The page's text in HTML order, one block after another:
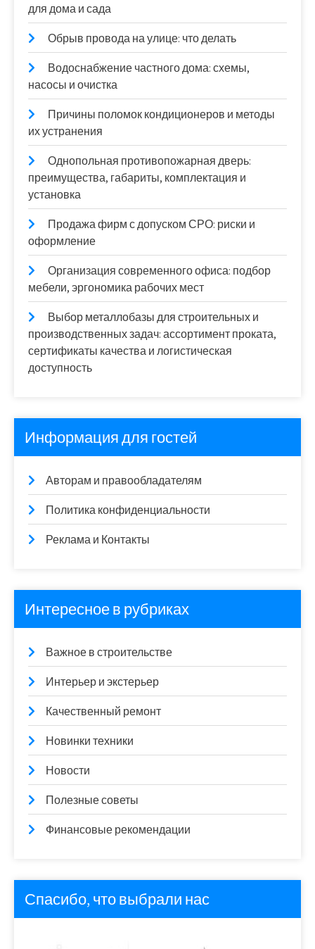
для дома и сада
Обрыв провода на улице: что делать
Водоснабжение частного дома: схемы,
насосы и очистка
Причины поломок кондиционеров и методы
их устранения
Однопольная противопожарная дверь:
преимущества, габариты, комплектация и
установка
Продажа фирм с допуском СРО: риски и
оформление
Организация современного офиса: подбор
мебели, эргономика рабочих мест
Выбор металлобазы для строительных и
производственных задач: ассортимент проката,
сертификаты качества и логистическая
доступность
Информация для гостей
Авторам и правообладателям
Политика конфиденциальности
Реклама и Контакты
Интересное в рубриках
Важное в строительстве
Интерьер и экстерьер
Качественный ремонт
Новинки техники
Новости
Полезные советы
Финансовые рекомендации
Спасибо, что выбрали нас